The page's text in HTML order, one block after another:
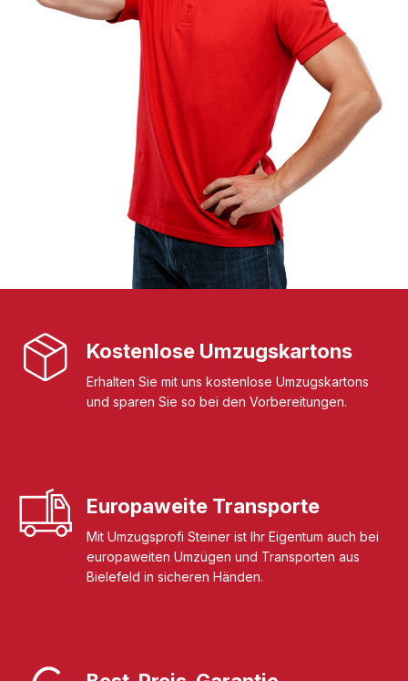
Kostenlose Umzugskartons
Erhalten Sie mit uns kostenlose Umzugskartons
und sparen Sie so bei den Vorbereitungen.
Europaweite Transporte
Mit Umzugsprofi Steiner ist Ihr Eigentum auch bei
europaweiten Umzügen und Transporten aus
Bielefeld in sicheren Händen.